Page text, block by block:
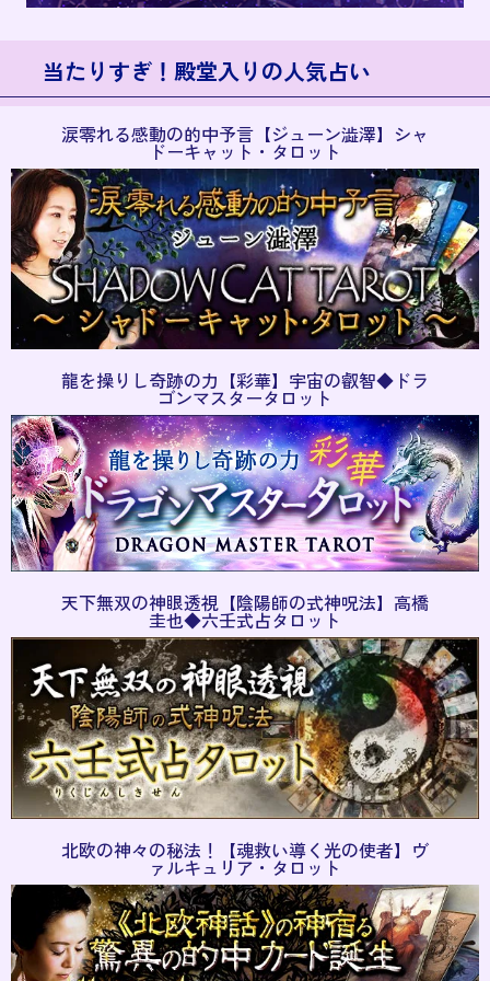
当たりすぎ！殿堂入りの人気占い
涙零れる感動の的中予言【ジューン澁澤】シャ
ドーキャット・タロット
龍を操りし奇跡の力【彩華】宇宙の叡智◆ドラ
ゴンマスタータロット
天下無双の神眼透視【陰陽師の式神呪法】高橋
圭也◆六壬式占タロット
北欧の神々の秘法！【魂救い導く光の使者】ヴ
ァルキュリア・タロット